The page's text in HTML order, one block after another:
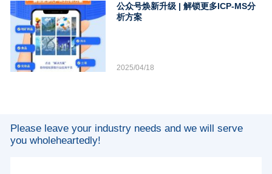
公众号焕新升级 | 解锁更多ICP-MS分
析方案
2025/04/18
Please leave your industry needs and we will serve
you wholeheartedly!